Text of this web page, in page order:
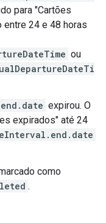
para "Cartões
entre 24 e 48 horas
ou
expirou. O
expirados" até 24
como
.